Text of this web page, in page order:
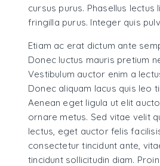
cursus purus. Phasellus
fringilla purus. Integer quis
Etiam ac erat dictum ante
Donec luctus mauris pretium
Vestibulum auctor enim a
Donec aliquam lacus quis leo
Aenean eget ligula ut elit
ornare metus. Sed vitae velit
lectus, eget auctor felis
consectetur tincidunt ante,
tincidunt sollicitudin diam.